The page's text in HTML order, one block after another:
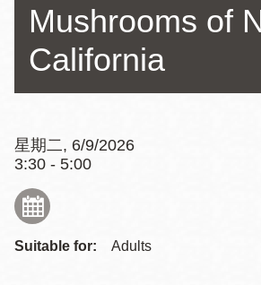
Mushrooms of
California
星期二, 6/9/2026
3:30 - 5:00
Suitable for: Adults